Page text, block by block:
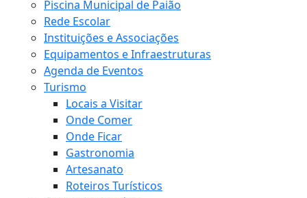
Piscina Municipal de Paião
Rede Escolar
Instituições e Associações
Equipamentos e Infraestruturas
Agenda de Eventos
Turismo
Locais a Visitar
Onde Comer
Onde Ficar
Gastronomia
Artesanato
Roteiros Turísticos